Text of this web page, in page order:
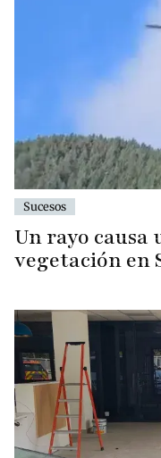
Sucesos
Un rayo causa
vegetación en